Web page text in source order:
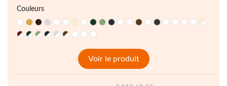
Couleurs
Voir le produit